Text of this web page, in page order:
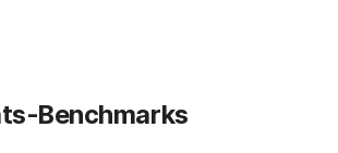
Benchmarks